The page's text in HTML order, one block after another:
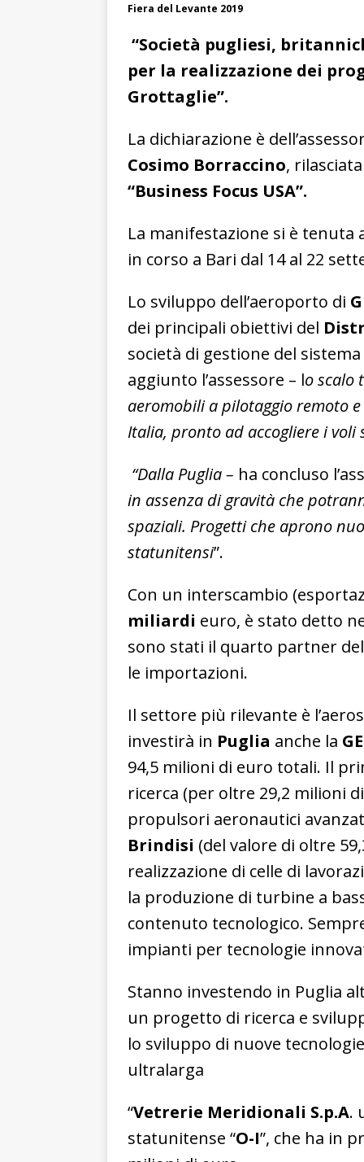
Fiera del Levante 2019
“Società pugliesi,
per la realizzazione dei
Grottaglie”.
La dichiarazione è
Cosimo Borraccino,
“Business Focus USA”.
La manifestazione si è tenuta
in corso a Bari dal 14 al 22
Lo sviluppo dell’aeroporto di
dei principali obiettivi del
società di gestione del
aggiunto l’assessore – lo scalo
aeromobili a pilotaggio remoto
Italia, pronto ad accogliere i
“Dalla Puglia – ha concluso
in assenza di gravità che
spaziali. Progetti che aprono
statunitensi”.
Con un interscambio
miliardi euro, è stato detto
sono stati il quarto partner
le importazioni.
Il settore più rilevante è
investirà in Puglia anche la
94,5 milioni di euro totali. Il
ricerca (per oltre 29,2 milioni
propulsori aeronautici
Brindisi (del valore di oltre
realizzazione di celle di
la produzione di turbine a
contenuto tecnologico.
impianti per tecnologie
Stanno investendo in Puglia
un progetto di ricerca e
lo sviluppo di nuove
ultralarga
“Vetrerie Meridionali S.p.A.
statunitense “O-I”, che ha in